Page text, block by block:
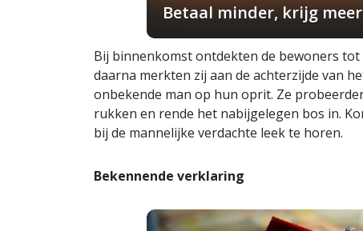
Betaal minder, krijg
Bij binnenkomst ontdekten de bewoners
daarna merkten zij aan de achterzijde van
onbekende man op hun oprit. Ze
rukken en rende het nabijgelegen bos in.
bij de mannelijke verdachte leek te horen.
Bekennende verklaring